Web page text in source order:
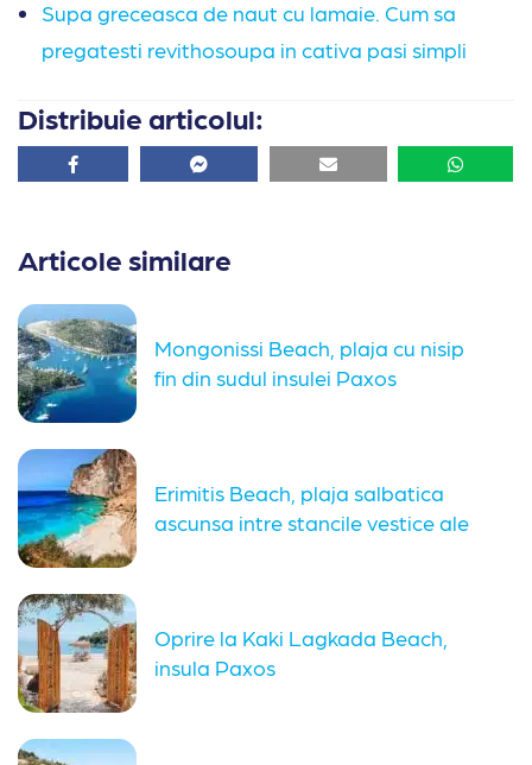
Supa greceasca de naut cu lamaie. Cum sa
pregatesti revithosoupa in cativa pasi simpli
Distribuie articolul:
Facebook Facebook Email
Articole similare
Mongonissi Beach, plaja cu nisip
fin din sudul insulei Paxos
Erimitis Beach, plaja salbatica
ascunsa intre stancile vestice ale
Oprire la Kaki Lagkada Beach,
insula Paxos